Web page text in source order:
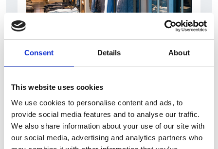
Consent Details About
This website uses cookies
We use cookies to personalise content and ads, to
provide social media features and to analyse our traffic.
We also share information about your use of our site with
our social media, advertising and analytics partners who
5 Agosto 2026
Il commercio retail continua con una crescita
Repubblica Ceca